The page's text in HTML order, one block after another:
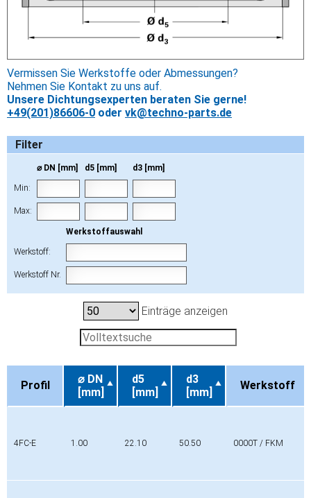
Vermissen Sie Werkstoffe oder Abmessungen?
Nehmen Sie Kontakt zu uns auf.
Unsere Dichtungsexperten beraten Sie gerne!
+49(201)86606-0 oder vk@techno-parts.de
Filter
⌀ DN [mm] d5 [mm] d3 [mm]
Min:
Max:
Werkstoffauswahl
Werkstoff:
Werkstoff Nr.
Einträge anzeigen
Profil
⌀ DN
[mm]
d5
[mm]
d3
[mm]
Werkstoff
4FC-E 1.00 22.10 50.50 0000T / FKM